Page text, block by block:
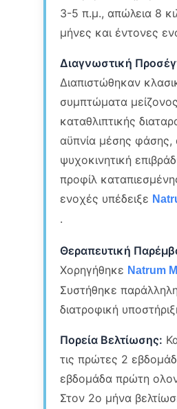
3-5 π.μ., απώλεια 8
μήνες και έντονες
Διαγνωστική
Διαπιστώθηκαν
συμπτώματα μείζονος
καταθλιπτικής
αϋπνία μέσης φάσης,
ψυχοκινητική
προφίλ
ενοχές υπέδειξε
.
Θεραπευτική
Χορηγήθηκε Natrum
Συστήθηκε
διατροφική
Πορεία Βελτίωσης:
τις πρώτες 2
εβδομάδα πρώτη
Στον 2ο μήνα